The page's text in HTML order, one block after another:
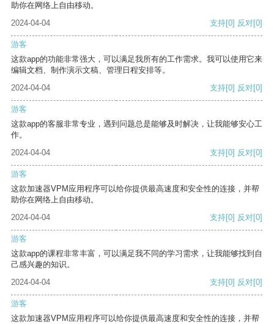
助你在网络上自由移动。
2024-04-04
支持[0] 反对[0]
游客
这款app的功能非常强大，可以满足我所有的工作需求。我可以使用它来
编辑文档、制作演示文稿、管理日程安排等。
2024-04-04
支持[0] 反对[0]
游客
这款app的客服非常专业，遇到问题总是能够及时解决，让我能够安心工
作。
2024-04-04
支持[0] 反对[0]
游客
这款加速器VPM应用程序可以给你提供最高速度和安全性的连接，并帮
助你在网络上自由移动。
2024-04-04
支持[0] 反对[0]
游客
这款app的课程非常丰富，可以满足我不同的学习需求，让我能够找到自
己感兴趣的知识。
2024-04-04
支持[0] 反对[0]
游客
这款加速器VPM应用程序可以给你提供最高速度和安全性的连接，并帮